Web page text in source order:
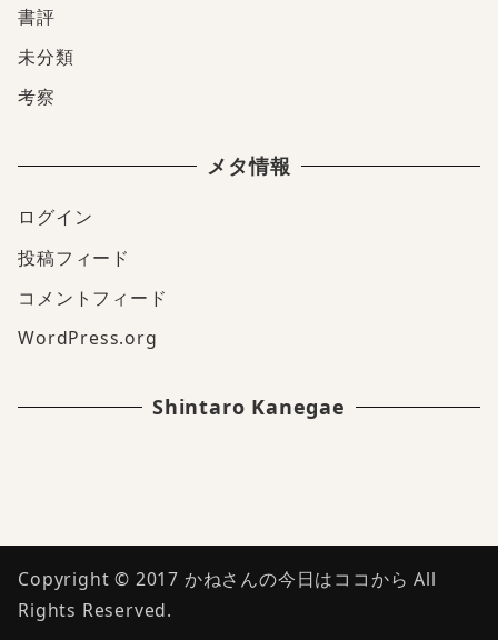
書評
未分類
考察
メタ情報
ログイン
投稿フィード
コメントフィード
WordPress.org
Shintaro Kanegae
Copyright © 2017 かねさんの今日はココから All
Rights Reserved.